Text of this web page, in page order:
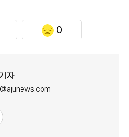
0
자